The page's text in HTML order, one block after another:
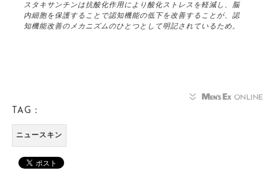
スタキサンチンは抗酸化作用により酸化ストレスを軽減し、脳
内細胞を保護することで認知機能の低下を改善することが、認
知機能改善のメカニズムのひとつとして明記されているため。
TAG：
ニュースキン